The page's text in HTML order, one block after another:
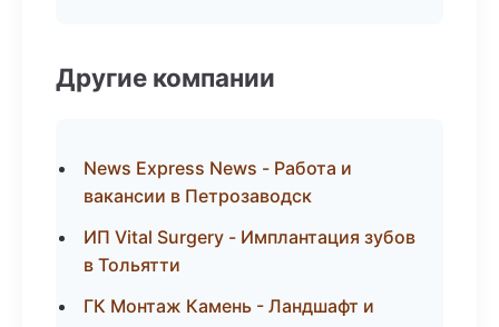
Другие компании
News Express News - Работа и
вакансии в Петрозаводск
ИП Vital Surgery - Имплантация зубов
в Тольятти
ГК Монтаж Камень - Ландшафт и